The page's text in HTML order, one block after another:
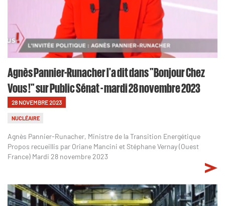
Agnès Pannier-Runacher l'a dit dans "Bonjour Chez
Vous !" sur Public Sénat - mardi 28 novembre 2023
28 NOVEMBRE 2023
NUCLÉAIRE
Agnès Pannier-Runacher, Ministre de la Transition Energétique
Propos recueillis par Oriane Mancini et Stéphane Vernay (Ouest
France) Mardi 28 novembre 2023